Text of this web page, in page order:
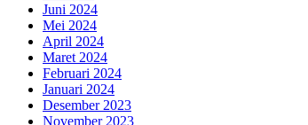
Juni 2024
Mei 2024
April 2024
Maret 2024
Februari 2024
Januari 2024
Desember 2023
November 2023